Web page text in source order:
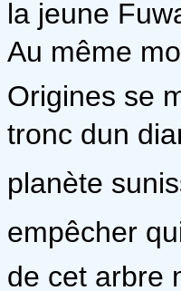
la jeune
Au même
Origines se
tronc dun
planète
empêcher
de cet arbre